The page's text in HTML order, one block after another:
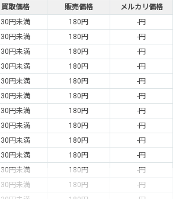
買取価格 販売価格
メルカリ価格
30円未満 180円
-円
30円未満 180円
-円
30円未満 180円
-円
30円未満 180円
-円
30円未満 180円
-円
30円未満 180円
-円
30円未満 180円
-円
30円未満 180円
-円
30円未満 180円
-円
30円未満 180円
-円
30円未満 180円
-円
30円未満 180円
-円